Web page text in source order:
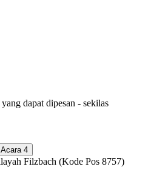
dapat dipesan - sekilas
Acara 4
Filzbach (Kode Pos 8757)